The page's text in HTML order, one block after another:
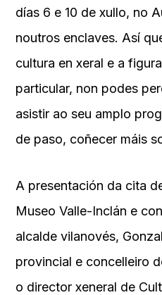
días 6 e 10 de xullo, no
noutros enclaves. Así
cultura en xeral e a
particular, non podes
asistir ao seu amplo
de paso, coñecer máis
A presentación da cita
Museo Valle-Inclán e
alcalde vilanovés,
provincial e concelleiro
o director xeneral de